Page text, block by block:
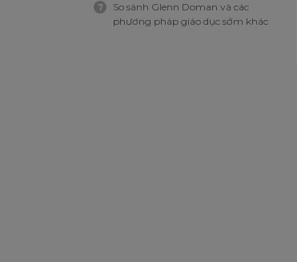
7
So sánh Glenn Doman và các
phương pháp giáo dục sớm khác